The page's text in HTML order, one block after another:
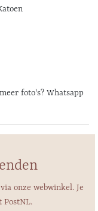
foto's? Whatsapp
onze webwinkel. Je